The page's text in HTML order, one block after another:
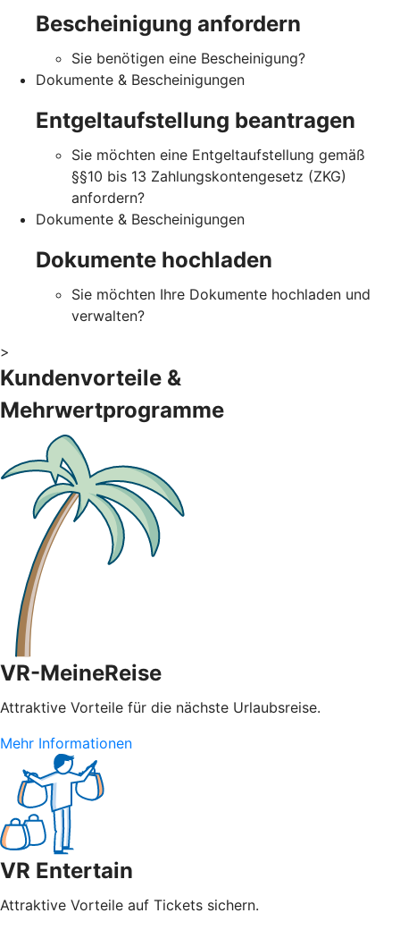
Bescheinigung anfordern
Sie benötigen eine Bescheinigung?
Dokumente & Bescheinigungen
Entgeltaufstellung beantragen
Sie möchten eine Entgeltaufstellung gemäß
§§10 bis 13 Zahlungskontengesetz (ZKG)
anfordern?
Dokumente & Bescheinigungen
Dokumente hochladen
Sie möchten Ihre Dokumente hochladen und
verwalten?
>
Kundenvorteile &
Mehrwertprogramme
VR-MeineReise
Attraktive Vorteile für die nächste Urlaubsreise.
Mehr Informationen
VR Entertain
Attraktive Vorteile auf Tickets sichern.